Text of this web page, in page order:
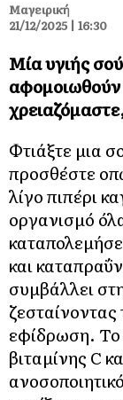
Μαγειρική
21/12/2025 | 16:30
Μία υγιής
αφομοιωθούν
Φτιάξτε μια
προσθέστε
λίγο πιπέρι
οργανισμό
και
συμβάλλει
εφίδρωση. Το
βιταμίνης C